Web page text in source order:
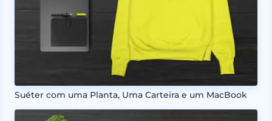
Suéter com uma Planta, Uma Carteira e um MacBook